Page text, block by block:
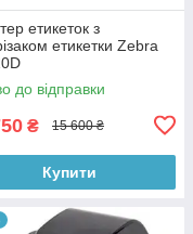
етикеток з
етикетки Zebra
до відправки
₴ 15 600 ₴
Купити